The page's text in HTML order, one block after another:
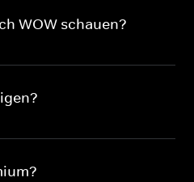
WOW schauen?